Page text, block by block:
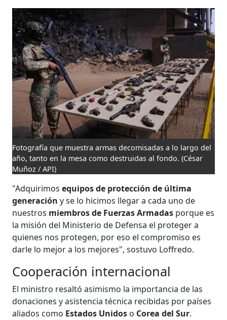
Fotografía que muestra armas decomisadas a lo largo del
año, tanto en la mesa como destruidas al fondo. (César
Muñoz / API)
"Adquirimos equipos de protección de última
generacióny se lo hicimos llegar a cada uno de
nuestros miembros de Fuerzas Armadas porque es
la misión del Ministerio de Defensa el proteger a
quienes nos protegen, por eso el compromiso es
darle lo mejor a los mejores", sostuvo Loffredo.
Cooperación internacional
El ministro resaltó asimismo la importancia de las
donaciones y asistencia técnica recibidas por países
aliados como Estados Unidos o Corea del Sur.